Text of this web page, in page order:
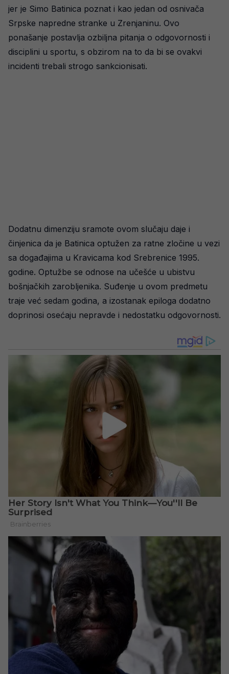
jer je Simo Batinica poznat i kao jedan od osnivača
Srpske napredne stranke u Zrenjaninu. Ovo
ponašanje postavlja ozbiljna pitanja o odgovornosti i
disciplini u sportu, s obzirom na to da bi se ovakvi
incidenti trebali strogo sankcionisati.
Dodatnu dimenziju sramote ovom slučaju daje i
činjenica da je Batinica optužen za ratne zločine u vezi
sa događajima u Kravicama kod Srebrenice 1995.
godine. Optužbe se odnose na učešće u ubistvu
bošnjačkih zarobljenika. Suđenje u ovom predmetu
traje već sedam godina, a izostanak epiloga dodatno
doprinosi osećaju nepravde i nedostatku odgovornosti.